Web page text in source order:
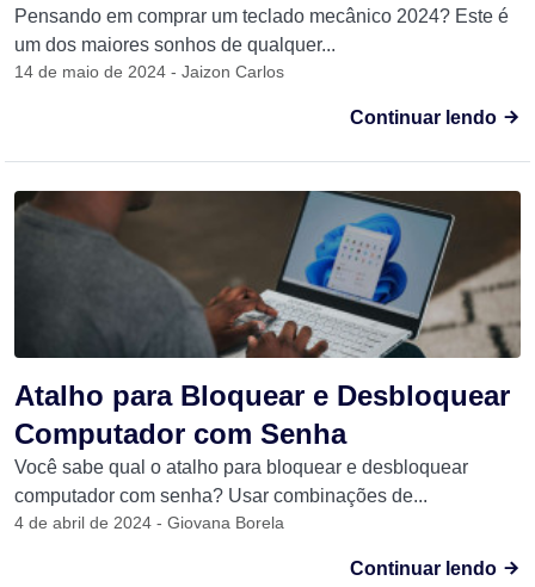
Pensando em comprar um teclado mecânico 2024? Este é
um dos maiores sonhos de qualquer...
14 de maio de 2024 - Jaizon Carlos
Continuar lendo
Atalho para Bloquear e Desbloquear
Computador com Senha
Você sabe qual o atalho para bloquear e desbloquear
computador com senha? Usar combinações de...
4 de abril de 2024 - Giovana Borela
Continuar lendo